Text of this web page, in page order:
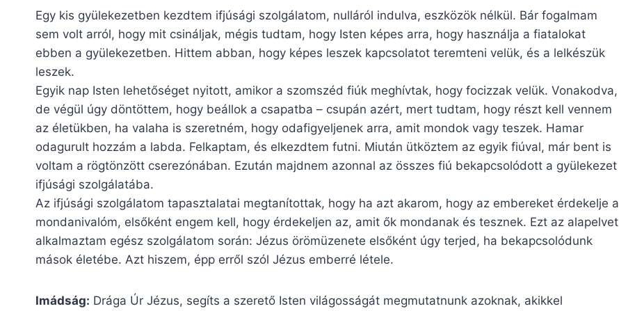
Egy kis gyülekezetben kezdtem ifjúsági szolgálatom, nulláról indulva, eszközök nélkül. Bár fogalmam
sem volt arról, hogy mit csináljak, mégis tudtam, hogy Isten képes arra, hogy használja a fiatalokat
ebben a gyülekezetben. Hittem abban, hogy képes leszek kapcsolatot teremteni velük, és a lelkészük
leszek.
Egyik nap Isten lehetőséget nyitott, amikor a szomszéd fiúk meghívtak, hogy focizzak velük. Vonakodva,
de végül úgy döntöttem, hogy beállok a csapatba – csupán azért, mert tudtam, hogy részt kell vennem
az életükben, ha valaha is szeretném, hogy odafigyeljenek arra, amit mondok vagy teszek. Hamar
odagurult hozzám a labda. Felkaptam, és elkezdtem futni. Miután ütköztem az egyik fiúval, már bent is
voltam a rögtönzött cserezónában. Ezután majdnem azonnal az összes fiú bekapcsolódott a gyülekezet
ifjúsági szolgálatába.
Az ifjúsági szolgálatom tapasztalatai megtanítottak, hogy ha azt akarom, hogy az embereket érdekelje a
mondanivalóm, elsőként engem kell, hogy érdekeljen az, amit ők mondanak és tesznek. Ezt az alapelvet
alkalmaztam egész szolgálatom során: Jézus örömüzenete elsőként úgy terjed, ha bekapcsolódunk
mások életébe. Azt hiszem, épp erről szól Jézus emberré létele.
Imádság: Drága Úr Jézus, segíts a szerető Isten világosságát megmutatnunk azoknak, akikkel